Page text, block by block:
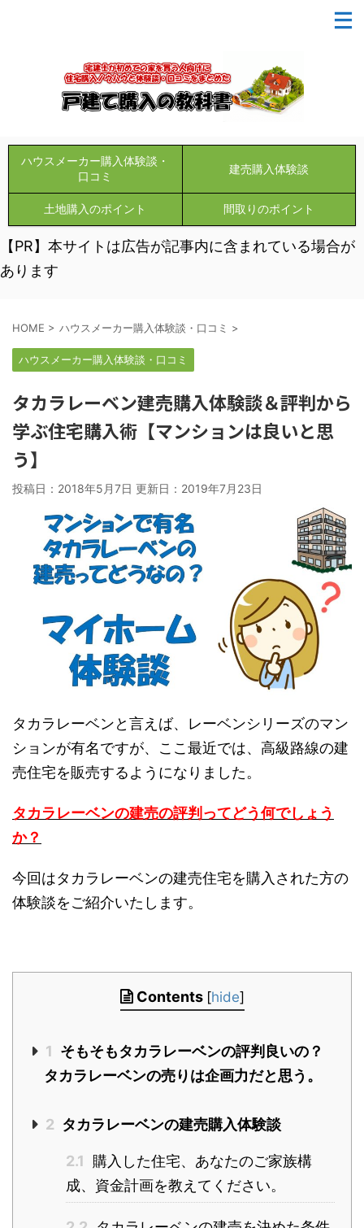
ハウスメーカー購入体験談・
口コミ
建売購入体験談
土地購入のポイント 間取りのポイント
【PR】本サイトは広告が記事内に含まれている場合が
あります
HOME > ハウスメーカー購入体験談・口コミ >
ハウスメーカー購入体験談・口コミ
タカラレーベン建売購入体験談＆評判から
学ぶ住宅購入術【マンションは良いと思
う】
投稿日：2018年5月7日 更新日： 2019年7月23日
タカラレーベンと言えば、レーベンシリーズのマン
ションが有名ですが、ここ最近では、高級路線の建
売住宅を販売するようになりました。
タカラレーベンの建売の評判ってどう何でしょう
か？
今回はタカラレーベンの建売住宅を購入された方の
体験談をご紹介いたします。
Contents [hide]
1 そもそもタカラレーベンの評判良いの？
タカラレーベンの売りは企画力だと思う。
2 タカラレーベンの建売購入体験談
2.1
購入した住宅、あなたのご家族構
成、資金計画を教えてください。